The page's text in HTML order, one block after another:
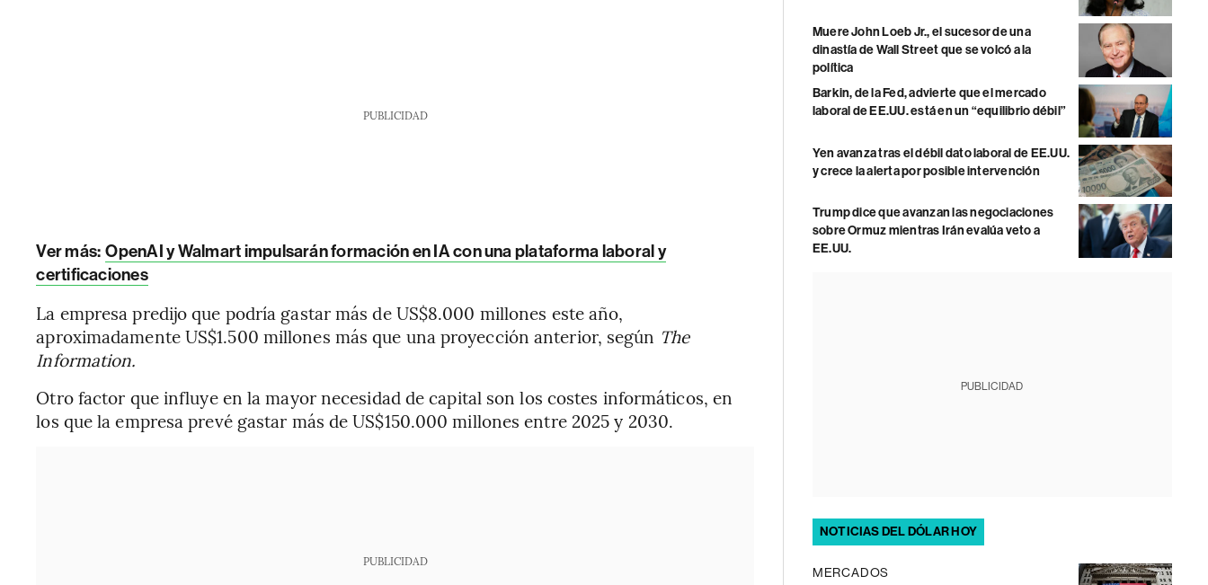
PUBLICIDAD
Ver más: OpenAI y Walmart impulsarán formación en IA con una plataforma laboral y
certificaciones
La empresa predijo que podría gastar más de US$8.000 millones este año,
aproximadamente US$1.500 millones más que una proyección anterior, según The
Information.
Otro factor que influye en la mayor necesidad de capital son los costes informáticos, en
los que la empresa prevé gastar más de US$150.000 millones entre 2025 y 2030.
PUBLICIDAD
Muere John Loeb Jr., el sucesor de una
dinastía de Wall Street que se volcó a la
política
Barkin, de la Fed, advierte que el mercado
laboral de EE.UU. está en un “equilibrio débil”
Yen avanza tras el débil dato laboral de EE.UU.
y crece la alerta por posible intervención
Trump dice que avanzan las negociaciones
sobre Ormuz mientras Irán evalúa veto a
EE.UU.
PUBLICIDAD
NOTICIAS DEL DÓLAR HOY
MERCADOS